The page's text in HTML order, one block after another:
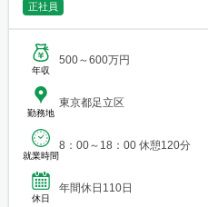
正社員
年収
500～600万円
勤務地
東京都足立区
就業時間
8：00～18：00 休憩120分
休日
年間休日110日